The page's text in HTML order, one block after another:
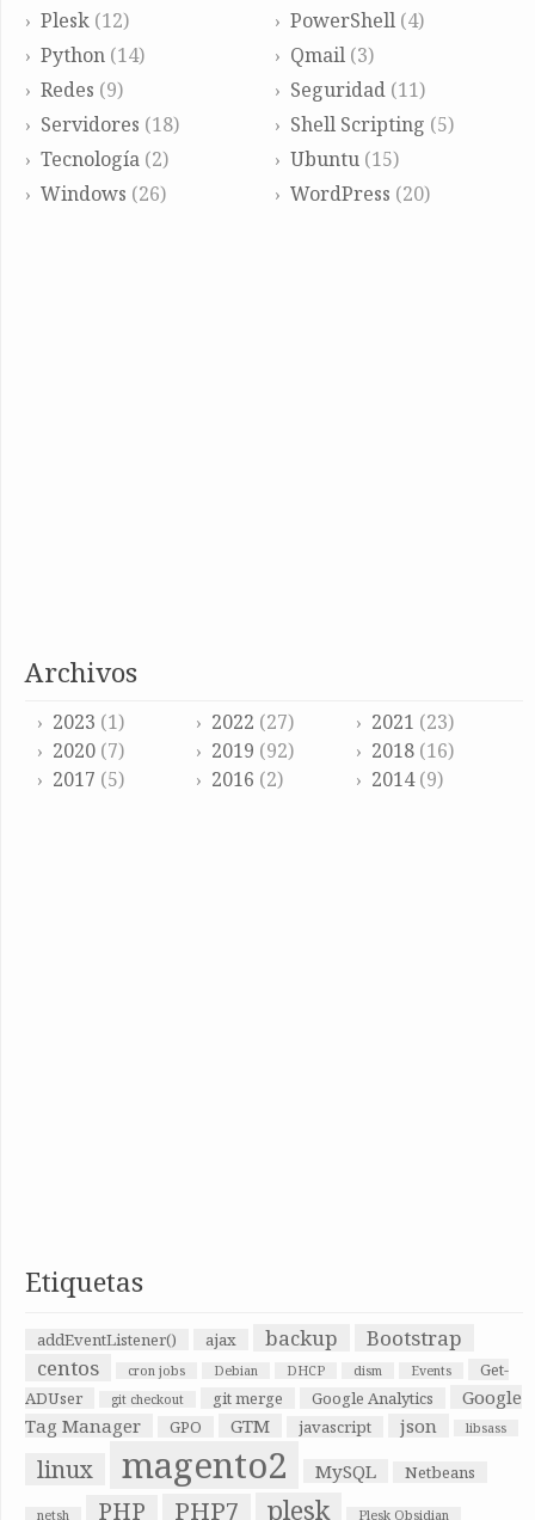
Plesk (12) PowerShell(4)
Python (14) Qmail(3)
Redes (9) Seguridad(11)
Servidores (18) Shell Scripting (5)
Tecnología (2) Ubuntu(15)
Windows (26) WordPress (20)
archivos
2023 (1) 2022 (27) 2021 (23)
2020 (7) 2019 (92) 2018(16)
2017 (5) 2016 (2) 2014(9)
Etiquetas
addEventListener() ajax backup
Bootstrap
centos
cron jobs Debian DHCP dism Events
Get-
ADUser
git checkout git merge Google Analytics
Google
Tag Manager
GPO GTM javascript json libsass
linux magento2 MySQL Netbeans
netsh PHP PHP7 plesk Plesk Obsidian